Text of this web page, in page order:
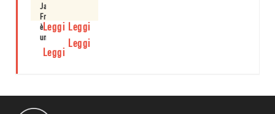
Alberto Staiz
Leggi
Leggi
Leggi
James
Franco
è
un
abile
narratore.
racconti
Leggi